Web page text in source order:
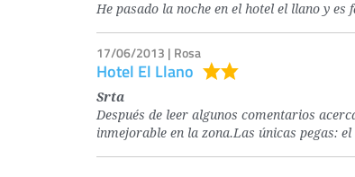
He pasado la noche en el hotel el llano y
17/06/2013 | Rosa
Hotel El Llano
Srta
Después de leer algunos comentarios
inmejorable en la zona.Las únicas pegas: